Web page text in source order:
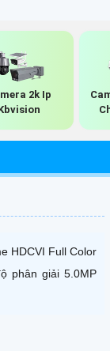
2k Ip
HDCVI Full Color
phân giải 5.0MP